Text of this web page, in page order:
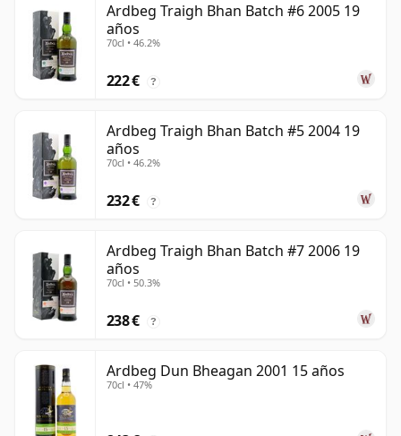
Ardbeg Traigh Bhan Batch #6 2005 19
años
70cl • 46.2%
222 € ?
Ardbeg Traigh Bhan Batch #5 2004 19
años
70cl • 46.2%
232 € ?
Ardbeg Traigh Bhan Batch #7 2006 19
años
70cl • 50.3%
238 € ?
Ardbeg Dun Bheagan 2001 15 años
70cl • 47%